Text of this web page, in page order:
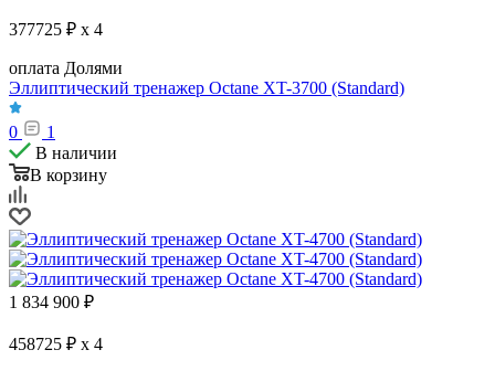
377725 ₽ x 4
оплата Долями
Эллиптический тренажер Octane XT-3700 (Standard)
0
1
В наличии
В корзину
1 834 900 ₽
458725 ₽ x 4